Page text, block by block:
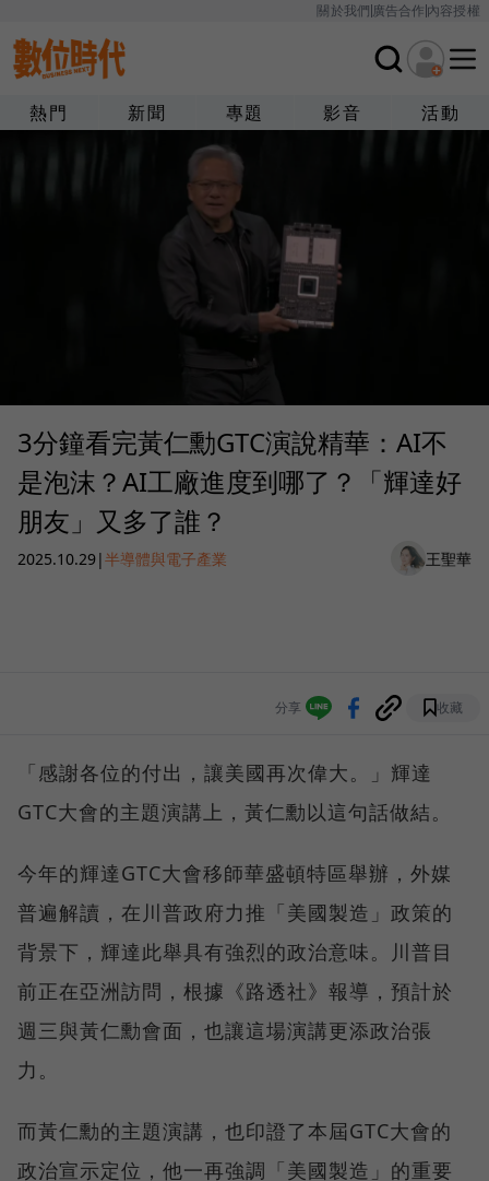
關於我們廣告合作內容授權
熱門 新聞 專題 影音 活動
3分鐘看完黃仁勳GTC演說精華：AI不
是泡沫？AI工廠進度到哪了？「輝達好
朋友」又多了誰？
2025.10.29|半導體與電子產業 王聖華
分享 收藏
「感謝各位的付出，讓美國再次偉大。」輝達
GTC大會的主題演講上，黃仁勳以這句話做結。
今年的輝達GTC大會移師華盛頓特區舉辦，外媒
普遍解讀，在川普政府力推「美國製造」政策的
背景下，輝達此舉具有強烈的政治意味。川普目
前正在亞洲訪問，根據《路透社》報導，預計於
週三與黃仁勳會面，也讓這場演講更添政治張
力。
而黃仁勳的主題演講，也印證了本屆GTC大會的
政治宣示定位，他一再強調「美國製造」的重要